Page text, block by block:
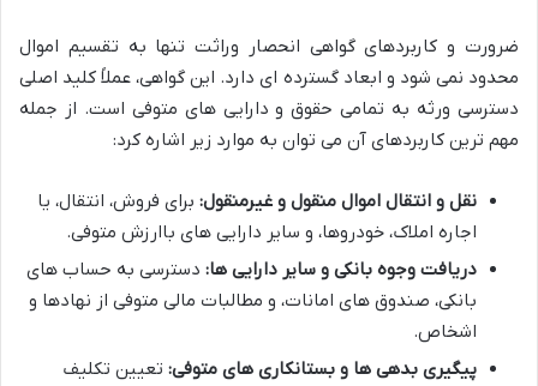
ضرورت و کاربردهای گواهی انحصار وراثت تنها به تقسیم اموال
محدود نمی شود و ابعاد گسترده ای دارد. این گواهی، عملاً کلید اصلی
دسترسی ورثه به تمامی حقوق و دارایی های متوفی است. از جمله
مهم ترین کاربردهای آن می توان به موارد زیر اشاره کرد:
نقل و انتقال اموال منقول و غیرمنقول: برای فروش، انتقال، یا
اجاره املاک، خودروها، و سایر دارایی های باارزش متوفی.
دریافت وجوه بانکی و سایر دارایی ها: دسترسی به حساب های
بانکی، صندوق های امانات، و مطالبات مالی متوفی از نهادها و
اشخاص.
پیگیری بدهی ها و بستانکاری های متوفی: تعیین تکلیف